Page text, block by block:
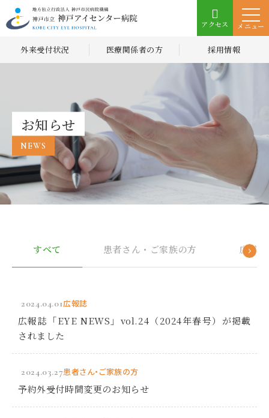
アクセス メニュー
外来受付状況 医療関係者の方 採用情報
お知らせ
NEWS
すべて 患者さん・ご家族の方 広報誌
2024.04.01広報誌
広報誌「EYE NEWS」vol.24（2024年春号）が掲載
されました
2024.03.27患者さん・ご家族の方
予約外受付時間変更のお知らせ